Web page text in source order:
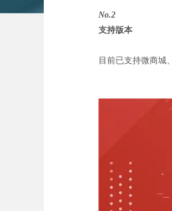
No.2
支持版本
目前已支持微商城